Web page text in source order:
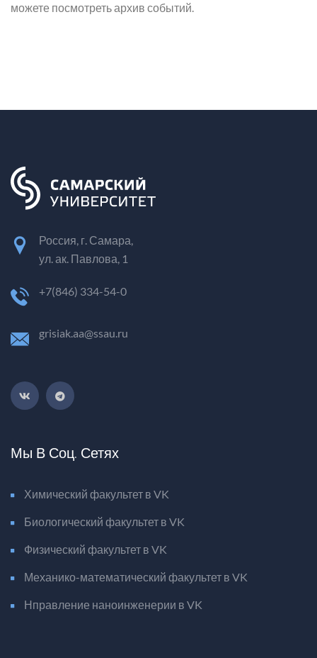
можете посмотреть архив событий.
Россия, г. Самара,
ул. ак. Павлова, 1
+7(846) 334-54-0
grisiak.aa@ssau.ru
Мы В Соц. Сетях
Химический факультет в VK
Биологический факультет в VK
Физический факультет в VK
Механико-математический факультет в VK
Нправление наноинженерии в VK